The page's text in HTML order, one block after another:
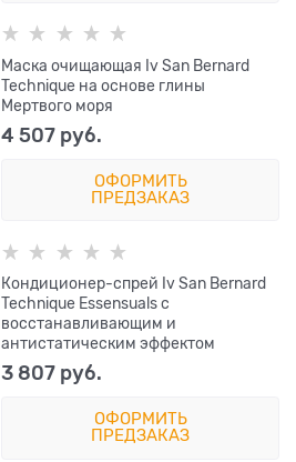
Маска очищающая Iv San Bernard
Technique на основе глины
Мертвого моря
4 507 руб.
ОФОРМИТЬ
ПРЕДЗАКАЗ
Кондиционер-спрей Iv San Bernard
Technique Essensuals с
восстанавливающим и
антистатическим эффектом
3 807 руб.
ОФОРМИТЬ
ПРЕДЗАКАЗ